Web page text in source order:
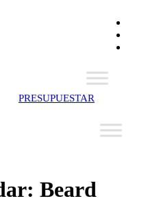
PRESUPUESTAR
Beard